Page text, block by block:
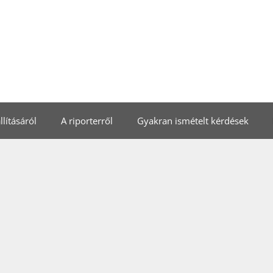
A riporterről Gyakran ismételt kérdések